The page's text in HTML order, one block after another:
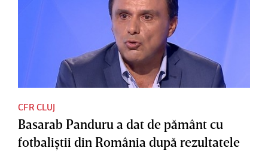
CFR CLUJ
Basarab Panduru a dat de pământ cu
fotbaliştii din România după rezultatele